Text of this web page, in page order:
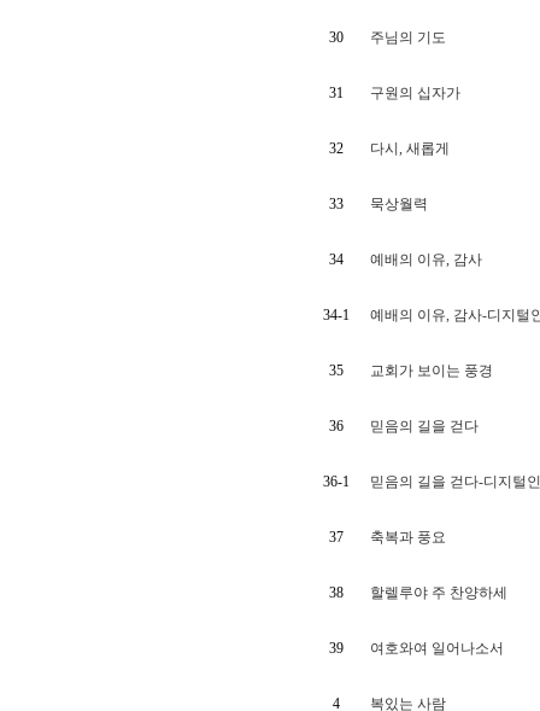
30 주님의 기도
31 구원의 십자가
32 다시, 새롭게
33 묵상월력
34 예배의 이유, 감사
34-1 예배의 이유, 감사-디지털
35 교회가 보이는 풍경
36 믿음의 길을 걷다
36-1 믿음의 길을 걷다-디지털
37 축복과 풍요
38 할렐루야 주 찬양하세
39 여호와여 일어나소서
4 복있는 사람